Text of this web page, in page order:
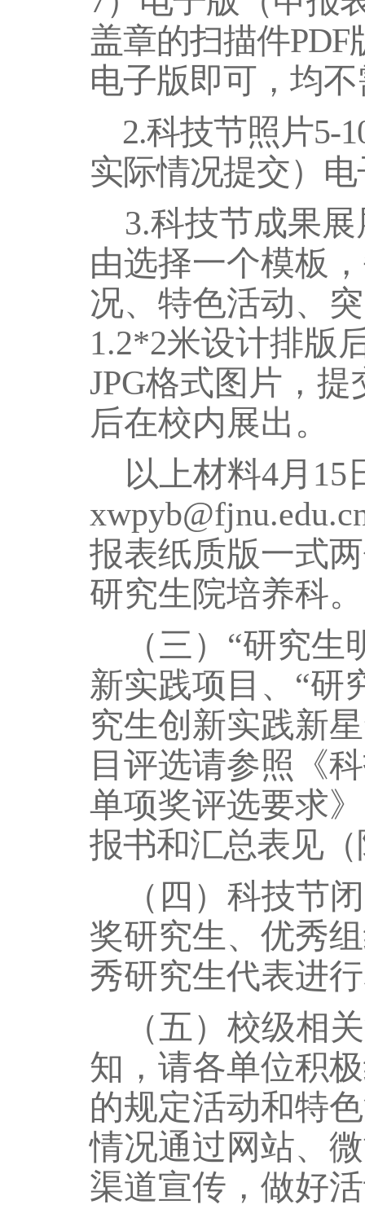
盖章的扫描件
电子版即可，均
2.科技节照片5-
实际情况提交）
3.科技节成果
由选择一个模板
况、特色活动、
1.2*2米设计排版
JPG格式图片，
后在校内展出。
以上材料4月 15
报表纸质版一式
研究生院培养科。
（三） “研究生
新实践项目 、 “研
究生创新实践新
目 评选请参照《
单项奖评选要求》
报书和汇总表见（
（ 四 ） 科技节
奖研究生、优秀
秀研究生代表进
（五）校级相
知，请各单位积
的规定活动和特
情况通过网站、
渠道宣传，做好